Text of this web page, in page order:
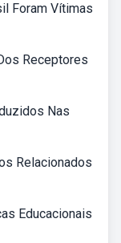
Foram Vítimas
Receptores
Nas
Relacionados
Educacionais